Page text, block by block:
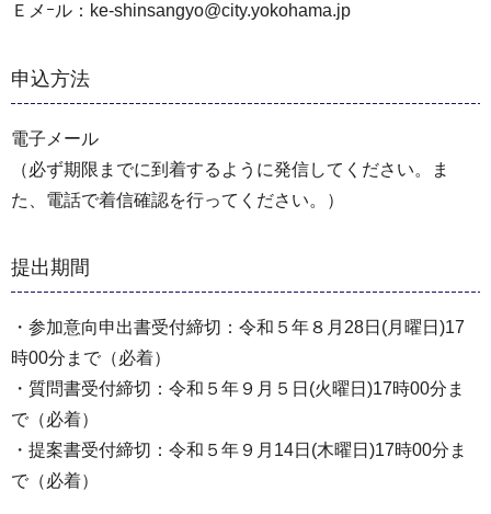
Ｅメｰル：ke-shinsangyo@city.yokohama.jp
申込方法
電子メール
（必ず期限までに到着するように発信してください。ま
た、電話で着信確認を行ってください。）
提出期間
・参加意向申出書受付締切：令和５年８月28日(月曜日)17
時00分まで（必着）
・質問書受付締切：令和５年９月５日(火曜日)17時00分ま
で（必着）
・提案書受付締切：令和５年９月14日(木曜日)17時00分ま
で（必着）